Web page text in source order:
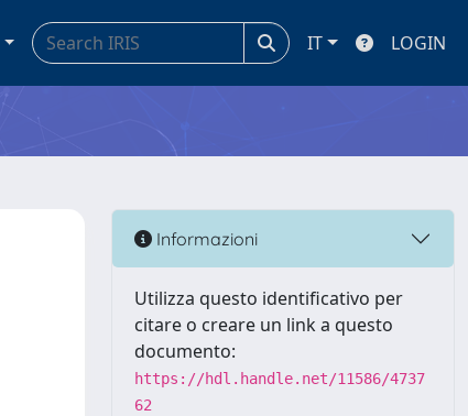
IT LOGIN
Informazioni
Utilizza questo identificativo per
citare o creare un link a questo
documento:
https://hdl.handle.net/11586/4737
62